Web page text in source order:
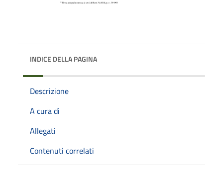
INDICE DELLA PAGINA
Descrizione
A cura di
Allegati
Contenuti correlati